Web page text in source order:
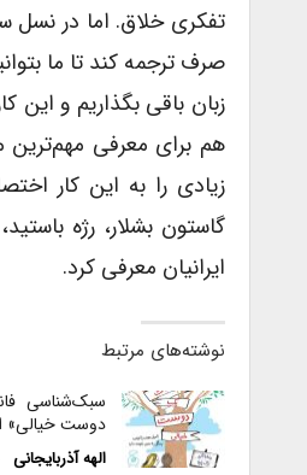
تفکری خلاق. اما در نسل
صرف ترجمه کند تا ما
زبان باقی بگذاریم و این
هم برای معرفی مهم‌ترین
زیادی را به این کار
گاستون بشلار، رژه
ایرانیان معرفی کرد.
نوشته‌های مرتبط
سبک‌شناسی
دوست خیالی»
الهه آذربایجانی